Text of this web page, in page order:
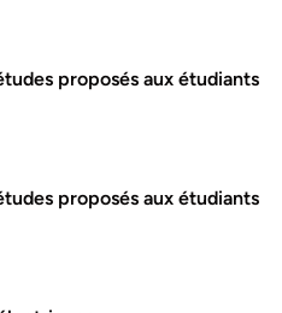
proposés aux étudiants
proposés aux étudiants